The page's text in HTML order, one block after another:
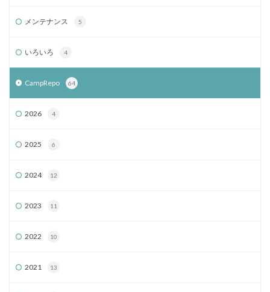
メンテナンス 5
いろいろ 4
CampRepo 64
2026 4
2025 6
2024 12
2023 11
2022 10
2021 13